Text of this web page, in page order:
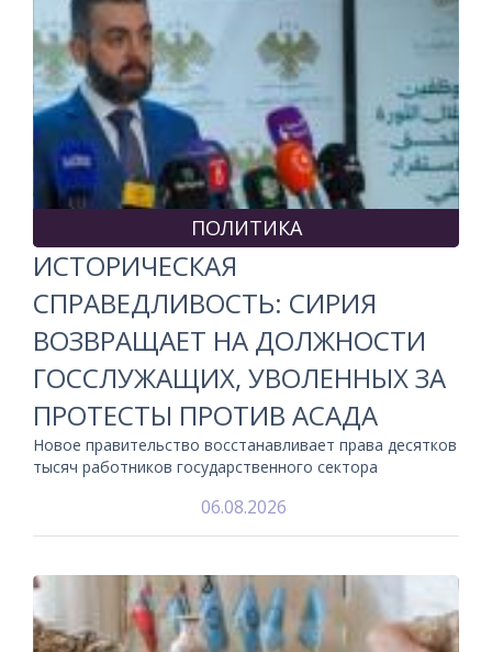
ПОЛИТИКА
ИСТОРИЧЕСКАЯ
СПРАВЕДЛИВОСТЬ: СИРИЯ
ВОЗВРАЩАЕТ НА ДОЛЖНОСТИ
ГОССЛУЖАЩИХ, УВОЛЕННЫХ ЗА
ПРОТЕСТЫ ПРОТИВ АСАДА
Новое правительство восстанавливает права десятков
тысяч работников государственного сектора
06.08.2026